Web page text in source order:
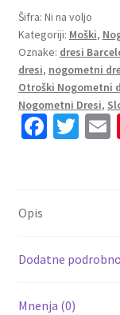
Cubarsí
#5
Barcelona
Domači
2025-
26
UEFA
Šifra: Ni na voljo
Kategoriji: Moški,
Oznake: dresi
dresi, nogometni
Otroški Nogometni
Nogometni Dresi,
Fa
k
T
Opis
Dodatne
Mnenja (0)